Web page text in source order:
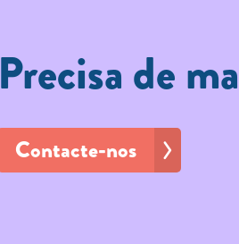
Precisa de
Contacte-nos